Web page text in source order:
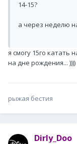
14-15?
а через неделю
я смогу 15го катать
на дне рождения... ))))
рыжая бестия
Dirly_Doo